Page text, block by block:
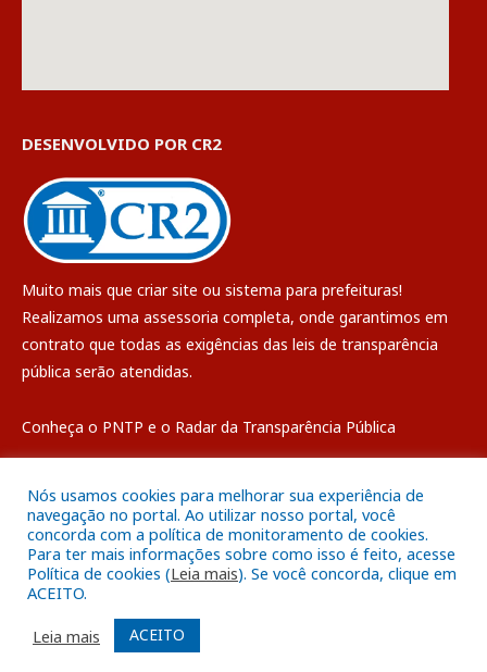
DESENVOLVIDO POR CR2
Muito mais que criar site ou sistema para prefeituras!
Realizamos uma assessoria completa, onde garantimos em
contrato que todas as exigências das leis de transparência
pública serão atendidas.
Conheça o PNTP e o Radar da Transparência Pública
Todos os direitos reservados a Câmara Municipal de Breves
Mapa do Site
Acessar o Webmail
Nós usamos cookies para melhorar sua experiência de
navegação no portal. Ao utilizar nosso portal, você
concorda com a política de monitoramento de cookies.
Para ter mais informações sobre como isso é feito, acesse
Política de cookies (Leia mais). Se você concorda, clique em
ACEITO.
Leia mais
ACEITO